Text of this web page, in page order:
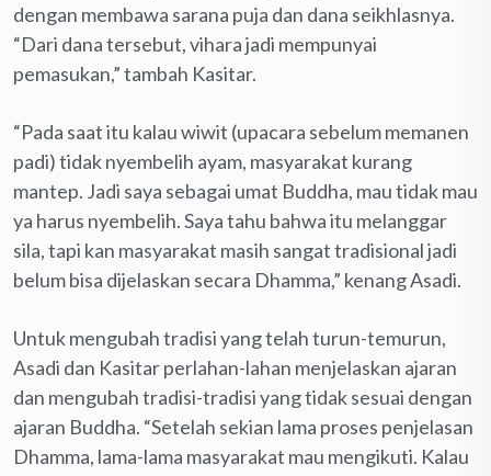
dengan membawa sarana puja dan dana seikhlasnya.
“Dari dana tersebut, vihara jadi mempunyai
pemasukan,” tambah Kasitar.
“Pada saat itu kalau wiwit (upacara sebelum memanen
padi) tidak nyembelih ayam, masyarakat kurang
mantep. Jadi saya sebagai umat Buddha, mau tidak mau
ya harus nyembelih. Saya tahu bahwa itu melanggar
sila, tapi kan masyarakat masih sangat tradisional jadi
belum bisa dijelaskan secara Dhamma,” kenang Asadi.
Untuk mengubah tradisi yang telah turun-temurun,
Asadi dan Kasitar perlahan-lahan menjelaskan ajaran
dan mengubah tradisi-tradisi yang tidak sesuai dengan
ajaran Buddha. “Setelah sekian lama proses penjelasan
Dhamma, lama-lama masyarakat mau mengikuti. Kalau